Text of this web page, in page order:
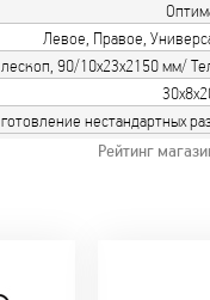
Левое, Правое,
90/10х23х2150 мм/
нестандартных
Рейтинг